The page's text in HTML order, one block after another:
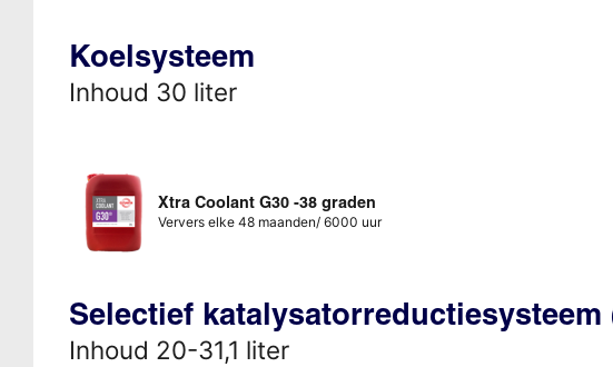
Koelsysteem
Inhoud 30 liter
Xtra Coolant G30 -38 graden
Ververs elke 48 maanden/ 6000 uur
Selectief katalysatorreductiesysteem
Inhoud 20-31,1 liter